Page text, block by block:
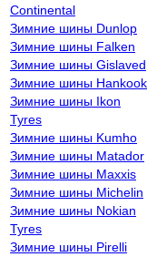
Continental
Зимние шины Dunlop
Зимние шины Falken
Зимние шины Gislaved
Зимние шины Hankook
Зимние шины Ikon
Tyres
Зимние шины Kumho
Зимние шины Matador
Зимние шины Maxxis
Зимние шины Michelin
Зимние шины Nokian
Tyres
Зимние шины Pirelli